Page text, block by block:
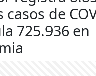
casos de
725.936 en